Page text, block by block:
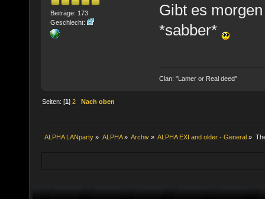
Beiträge: 173
Geschlecht:
Gibt es
*sabber*
Clan: "Lamer or Real deed"
Seiten: [1]2 Nach oben
ALPHA LANparty » ALPHA» Archiv» ALPHA EXI and older - General »